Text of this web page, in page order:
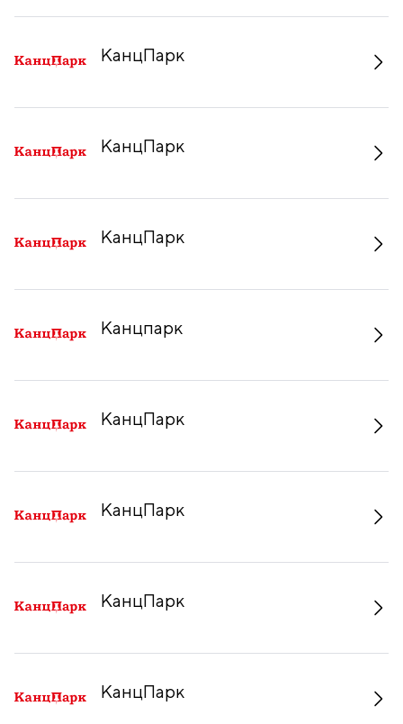
КанцПарк
КанцПарк
КанцПарк
Канцпарк
КанцПарк
КанцПарк
КанцПарк
КанцПарк